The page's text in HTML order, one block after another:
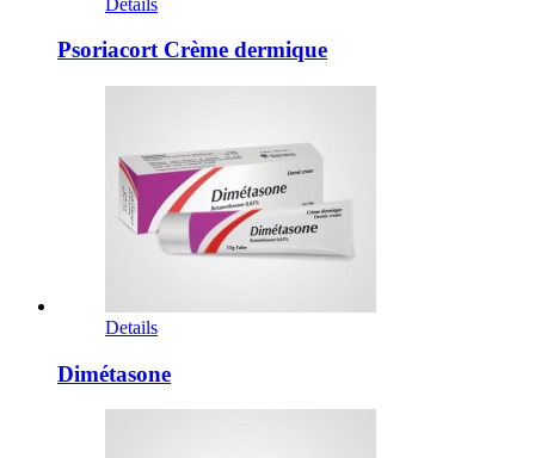
Psoriacort Crème dermique
Details
Dimétasone